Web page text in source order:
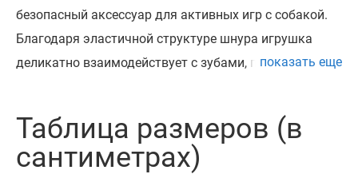
безопасный аксессуар для активных игр с собакой.
Благодаря эластичной структуре шнура игрушка
деликатно взаимодействует с зубами, помогает
Эластичность материала снижает нагрузку на
суставы во время рывков и прыжков, а прочное
показать еще
Таблица размеров (в
сантиметрах)